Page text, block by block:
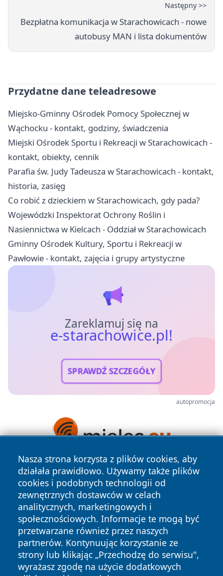
Następny >>
Bezpłatna komunikacja w Starachowicach - nowe
autobusy MAN i lista dokumentów
Przydatne dane teleadresowe
Miejsko-Gminny Ośrodek Pomocy Społecznej w
Wąchocku - kontakt, godziny, świadczenia
Miejski Ośrodek Sportu i Rekreacji w Starachowicach -
kontakt, obiekty, cennik
Parafia św. Judy Tadeusza w Starachowicach - kontakt,
historia, zasięg
Co robić z dzieckiem w Starachowicach, gdy pada?
Wojewódzki Inspektorat Ochrony Roślin i
Nasiennictwa w Kielcach - Oddział w Starachowicach
Gminny Ośrodek Kultury, Sportu i Rekreacji w
Pawłowie - kontakt, zajęcia i grupy artystyczne
Zareklamuj się na
e-starachowice.pl!
SPRAWDŹ SZCZEGÓŁY
autopromocja
Nasza strona korzysta z plików cookies, aby
działała prawidłowo. Używamy także plików
cookies i podobnych technologii od
zewnętrznych dostawców w celach
analitycznych, marketingowych i
społecznościowych. Informacje te mogą być
przetwarzane również przez naszych
partnerów. Kontynuując korzystanie ze
strony lub klikając „Przechodzę do serwisu",
wyrażasz zgodę na użycie dodatkowych
Copyright © 2026 e-starachowice.pl Wszystkie prawa
zastrzeżone.
Polityka Polityka